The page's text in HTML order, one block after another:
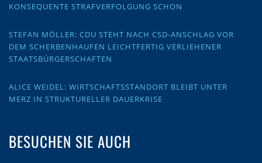
KONSEQUENTE STRAFVERFOLGUNG SCHON
STEFAN MÖLLER: CDU STEHT NACH CSD-ANSCHLAG VOR
DEM SCHERBENHAUFEN LEICHTFERTIG VERLIEHENER
STAATSBÜRGERSCHAFTEN
ALICE WEIDEL: WIRTSCHAFTSSTANDORT BLEIBT UNTER
MERZ IN STRUKTURELLER DAUERKRISE
BESUCHEN SIE AUCH